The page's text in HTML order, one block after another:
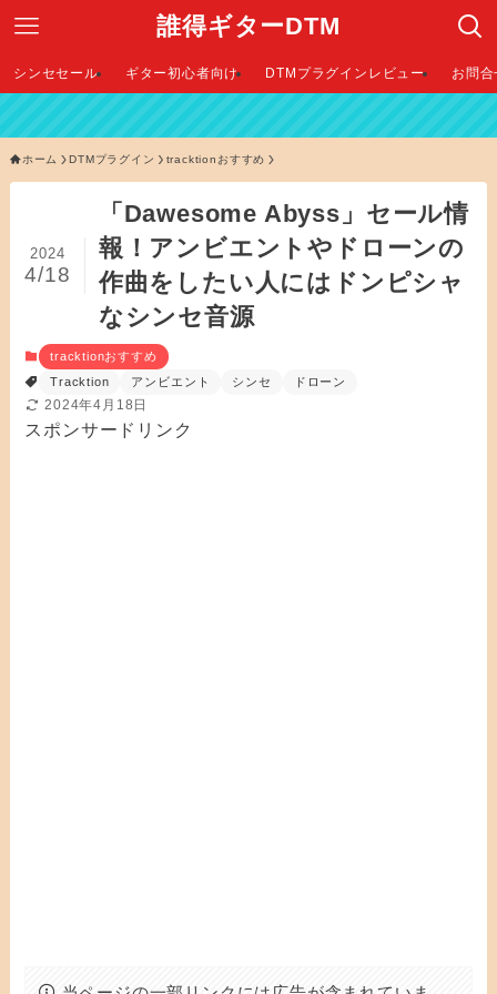
誰得ギターDTM
シンセセール ギター初心者向け DTMプラグインレビュー お問
ホーム DTMプラグイン tracktionおすすめ
「Dawesome Abyss」セール情
報！アンビエントやドローンの
作曲をしたい人にはドンピシャ
なシンセ音源
2024
4/18
tracktionおすすめ
Tracktion
アンビエント シンセ ドローン
2024年4月18日
スポンサードリンク